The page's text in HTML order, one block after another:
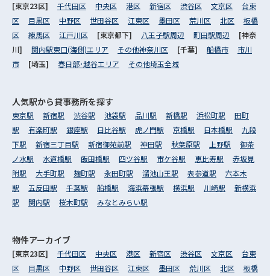
[東京23区] 千代田区 中央区 港区 新宿区 渋谷区 文京区
台東
区
目黒区 中野区 世田谷区 江東区 墨田区 荒川区 北区
板橋
区
練馬区 江戸川区 [東京都下] 八王子駅周辺 町田駅周辺
[神奈
川] 関内駅東口(海側)エリア その他神奈川区 [千葉] 船橋市
市川
市
[埼玉] 春日部･越谷エリア その他埼玉全域
人気駅から貸事務所を探す
東京駅 新宿駅 渋谷駅 池袋駅 品川駅 新橋駅 浜松町駅
田町
駅
有楽町駅 銀座駅 日比谷駅 虎ノ門駅 京橋駅 日本橋駅
九段
下駅
新宿三丁目駅 新宿御苑前駅 神田駅 秋葉原駅 上野駅
御茶
ノ水駅
水道橋駅 飯田橋駅 四ツ谷駅 市ケ谷駅 恵比寿駅
赤坂見
附駅
大手町駅 麹町駅 永田町駅 溜池山王駅 表参道駅
六本木
駅
五反田駅 千葉駅 船橋駅 海浜幕張駅 横浜駅 川崎駅
新横浜
駅
関内駅 桜木町駅 みなとみらい駅
物件アーカイブ
[東京23区] 千代田区 中央区 港区 新宿区 渋谷区 文京区
台東
区
目黒区 中野区 世田谷区 江東区 墨田区 荒川区 北区 板橋